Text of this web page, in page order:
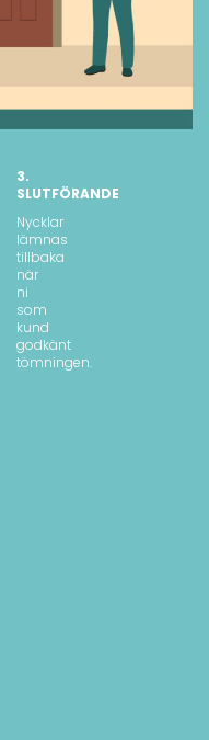
3.
SLUTFÖRANDE
Nycklar
lämnas
tillbaka
när
ni
som
kund
godkänt
tömningen.